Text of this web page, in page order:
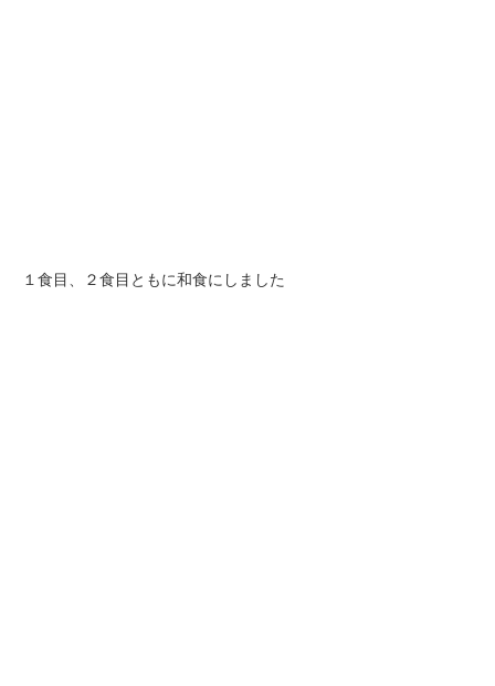
１食目、２食目ともに和食にしました